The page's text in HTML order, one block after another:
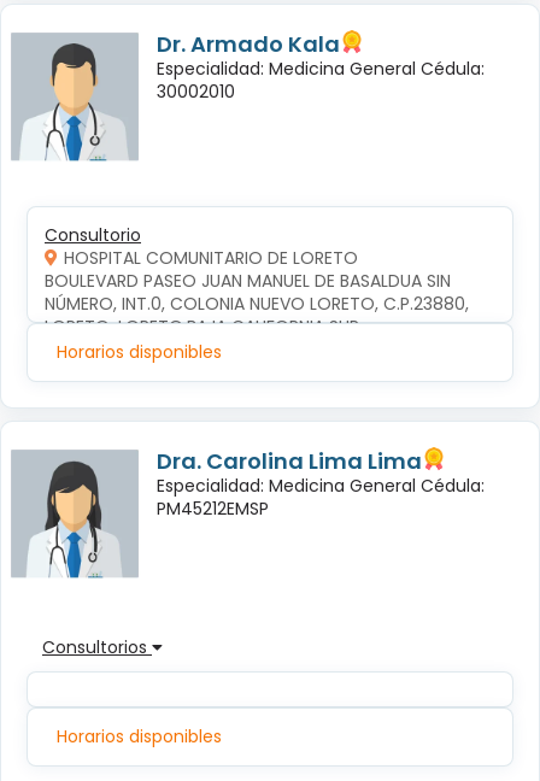
Dr. Armado Kala
Especialidad: Medicina General Cédula:
30002010
Consultorio
HOSPITAL COMUNITARIO DE LORETO
BOULEVARD PASEO JUAN MANUEL DE BASALDUA SIN
NÚMERO, INT.0, COLONIA NUEVO LORETO, C.P.23880,
LORETO, LORETO,BAJA CALIFORNIA SUR
Horarios disponibles
Dra. Carolina Lima Lima
Especialidad: Medicina General Cédula:
PM45212EMSP
Consultorios
Horarios disponibles